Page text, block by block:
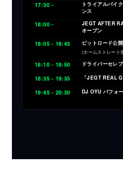
17:30 -
トライアルバイ
ンス
18:00 -
JEGT AFTER
オープン
18:05 - 18:45 ピットロード公
(ホームストレート
18:10 - 18:50 ドライバーセレ
18:35 - 19:35 「JEGT REAL
19:45 - 20:30 DJ OYU パフォ